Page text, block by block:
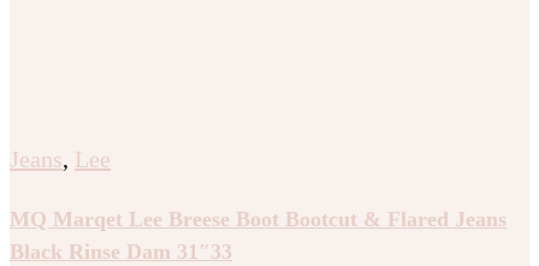
Jeans, Lee
MQ Marqet Lee Breese Boot Bootcut & Flared Jeans
Black Rinse Dam 31″33